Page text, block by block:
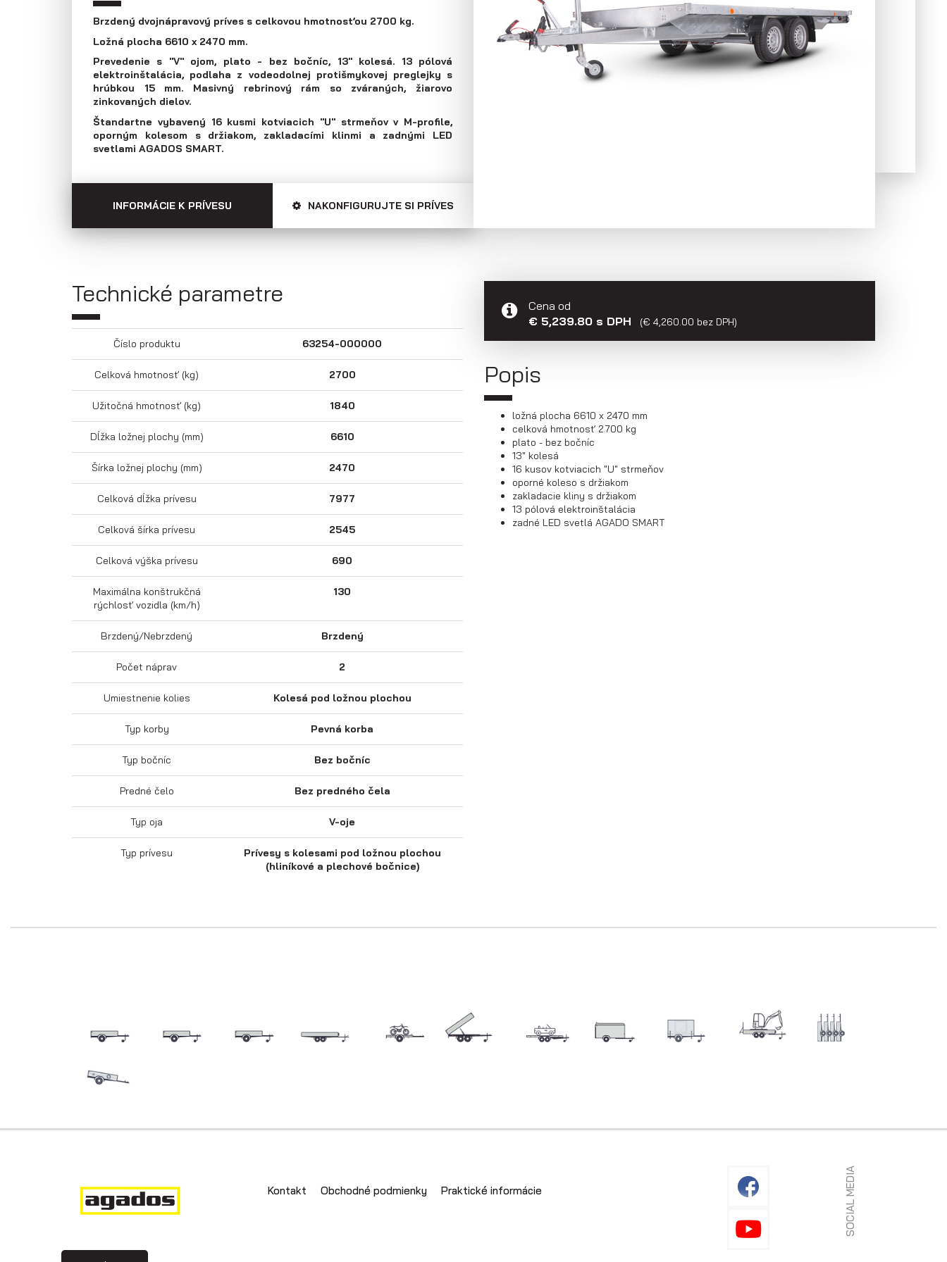
VZ O
Prepravníky
minibágrov
Skladové
prívesy
Výpredaj
Brzdený dvojnápravový príves s celkovou hmotnosťou 2700 kg.
Ložná plocha 6610 x 2470 mm.
Prevedenie s "V" ojom, plato - bez bočníc, 13" kolesá. 13 pólová
elektroinštalácia, podlaha z vodeodolnej protišmykovej preglejky s
hrúbkou 15 mm. Masivný rebrinový rám so zváraných, žiarovo
zinkovaných dielov.
Štandartne vybavený 16 kusmi kotviacich "U" strmeňov v M-profile,
oporným kolesom s držiakom, zakladacími klinmi a zadnými LED
svetlami AGADOS SMART.
INFORMÁCIE K PRÍVESU NAKONFIGURUJTE SI PRÍVES
Technické parametre
Číslo produktu 63254-000000
Celková hmotnosť (kg) 2700
Užitočná hmotnosť (kg) 1840
Dĺžka ložnej plochy (mm) 6610
Šírka ložnej plochy (mm) 2470
Celková dĺžka prívesu 7977
Celková šírka prívesu 2545
Celková výška prívesu 690
Maximálna konštrukčná
rýchlosť vozidla (km/h)
130
Brzdený/Nebrzdený Brzdený
Počet náprav 2
Umiestnenie kolies Kolesá pod ložnou plochou
Typ korby Pevná korba
Typ bočníc Bez bočníc
Predné čelo Bez predného čela
Typ oja V-oje
Typ prívesu
Prívesy s kolesami pod ložnou plochou
(hliníkové a plechové bočnice)
Cena od
€ 5,239.80 s DPH
(€ 4,260.00 bez DPH)
Popis
ložná plocha 6610 x 2470 mm
celková hmotnosť 2.700 kg
plato - bez bočníc
13" kolesá
16 kusov kotviacich "U" strmeňov
oporné koleso s držiakom
zakladacie kliny s držiakom
13 pólová elektroinštalácia
zadné LED svetlá AGADO SMART
Kontakt Obchodné podmienky Praktické informácie SOCIAL MEDIA